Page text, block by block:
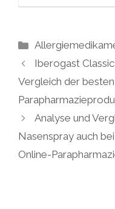
Kategorien
Iberogast
Vergleich der
Analyse und
Nasenspray auch
Online-